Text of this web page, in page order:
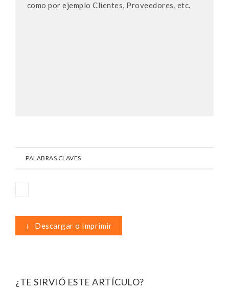
como por ejemplo Clientes, Proveedores, etc.
PALABRAS CLAVES
↓ Descargar o Imprimir
¿TE SIRVIÓ ESTE ARTÍCULO?